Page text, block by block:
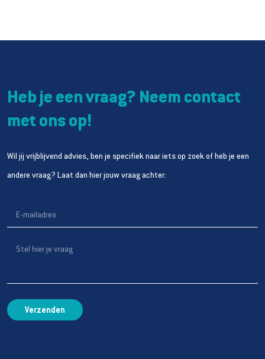
Heb je een vraag? Neem contact
met ons op!
Wil jij vrijblijvend advies, ben je specifiek naar iets op zoek of heb je een
andere vraag? Laat dan hier jouw vraag achter: